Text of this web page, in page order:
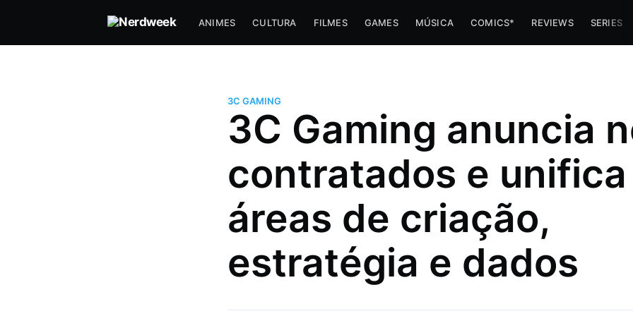
ANIMES CULTURA FILMES GAMES MÚSICA COMICS* REVIEWS SERIES
3C GAMING
3C Gaming anuncia
contratados e unifica
áreas de criação,
estratégia e dados
Hugo Prudente
Um nerd viciado em música, animes e
series (incluindo tokusatsu) que trabalha
com DevOps a muitos anos e faz umas
paradas muito doidas!